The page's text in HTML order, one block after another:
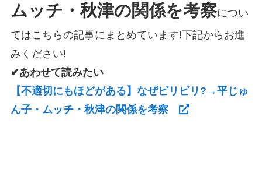
ムッチ・秋津の関係を考察につい
てはこちらの記事にまとめています!下記からお進
みください!
✔あわせて読みたい
【不適切にもほどがある】なぜビリビリ?→平じゅ
ん子・ムッチ・秋津の関係を考察